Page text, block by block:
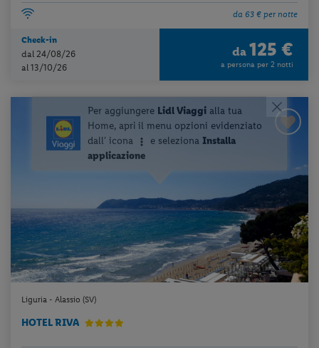
da 63 € per notte
Check-in
dal 24/08/26
al 13/10/26
da 125 €
a persona per 2 notti
Liguria - Alassio (SV)
HOTEL RIVA